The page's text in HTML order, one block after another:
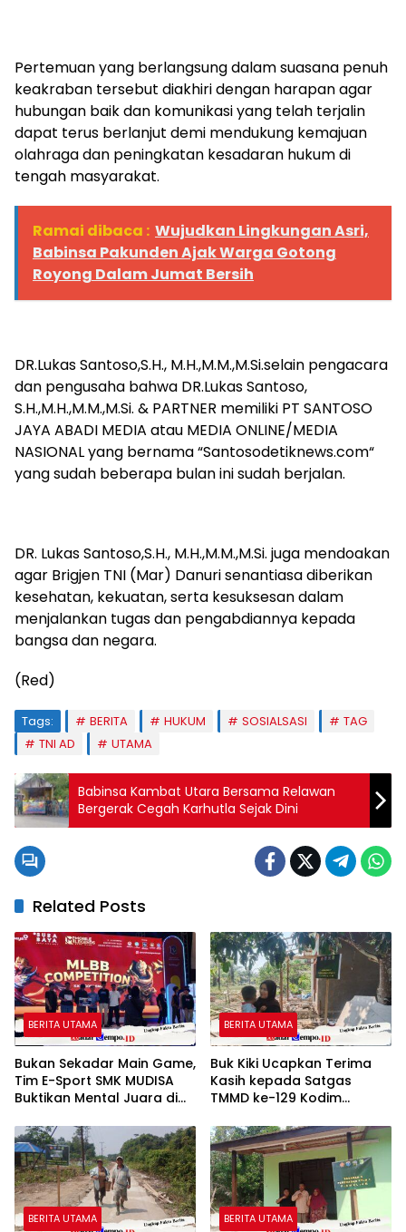
Pertemuan yang berlangsung dalam suasana penuh
keakraban tersebut diakhiri dengan harapan agar
hubungan baik dan komunikasi yang telah terjalin
dapat terus berlanjut demi mendukung kemajuan
olahraga dan peningkatan kesadaran hukum di
tengah masyarakat.
Ramai dibaca : Wujudkan Lingkungan Asri,
Babinsa Pakunden Ajak Warga Gotong
Royong Dalam Jumat Bersih
DR.Lukas Santoso,S.H., M.H.,M.M.,M.Si.selain pengacara
dan pengusaha bahwa DR.Lukas Santoso,
S.H.,M.H.,M.M.,M.Si. & PARTNER memiliki PT SANTOSO
JAYA ABADI MEDIA atau MEDIA ONLINE/MEDIA
NASIONAL yang bernama “Santosodetiknews.com“
yang sudah beberapa bulan ini sudah berjalan.
DR. Lukas Santoso,S.H., M.H.,M.M.,M.Si. juga mendoakan
agar Brigjen TNI (Mar) Danuri senantiasa diberikan
kesehatan, kekuatan, serta kesuksesan dalam
menjalankan tugas dan pengabdiannya kepada
bangsa dan negara.
(Red)
Tags: BERITA HUKUM SOSIALSASI
TAG
TNI AD
UTAMA
Babinsa Kambat Utara Bersama Relawan
Bergerak Cegah Karhutla Sejak Dini
Related Posts
BERITA UTAMA
Bukan Sekadar Main Game,
Tim E-Sport SMK MUDISA
Buktikan Mental Juara di
BERITA UTAMA
Buk Kiki Ucapkan Terima
Kasih kepada Satgas
TMMD ke-129 Kodim
BERITA UTAMA BERITA UTAMA